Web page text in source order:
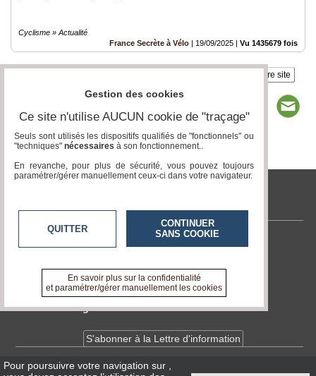
Cyclisme » Actualité
France Secrète à Vélo | 19/09/2025 | Vu 1435679 fois
Insérez sur votre site
tvlocale.fr
Contactez-nous
A propos de tvlocale.fr
Devenir délégué
S'abonner à la Lettre d'information
InfosCNIL/RGPD
Pour poursuivre votre navigation sur
Gestion des cookies
Ce site n'utilise AUCUN cookie de "traçage"
Seuls sont utilisés les dispositifs qualifiés de "fonctionnels" ou
"techniques" nécessaires à son fonctionnement..
En revanche, pour plus de sécurité, vous pouvez toujours
paramétrer/gérer manuellement ceux-ci dans votre navigateur.
QUITTER
CONTINUER
SANS COOKIE
En savoir plus sur la confidentialité
et paramétrer/gérer manuellement les cookies